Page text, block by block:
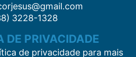
3228-1328
DE PRIVACIDADE
de privacidade para mais